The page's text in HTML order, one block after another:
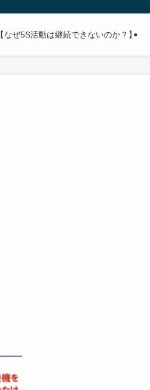
【なぜ5S活動は継続できないのか？】